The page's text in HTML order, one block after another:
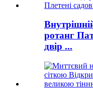
ротанг
двір ...